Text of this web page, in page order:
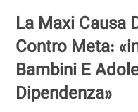
La Maxi Causa
Contro Meta:
Bambini E
Dipendenza»